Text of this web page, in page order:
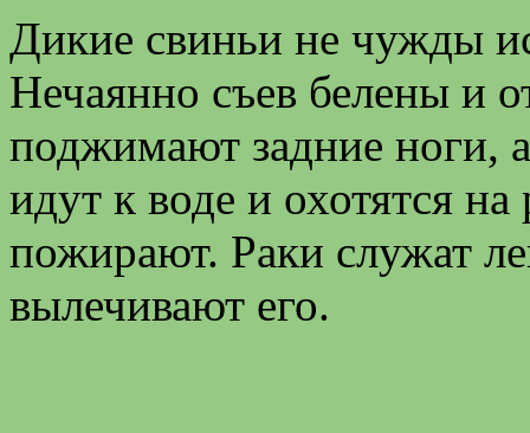
Дикие свиньи не чужды
Нечаянно съев белены и
поджимают задние ноги,
идут к воде и охотятся
пожирают. Раки служат
вылечивают его.